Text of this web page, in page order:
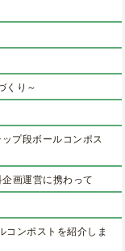
くり～
プ段ボールコンポス
画運営に携わって
コンポストを紹介しま